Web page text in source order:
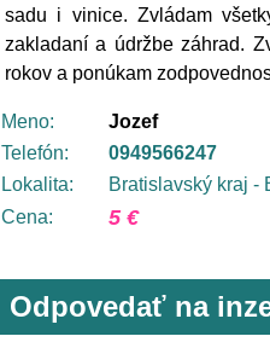
sadu i vinice. Zvládam
zakladaní a údržbe záhrad.
rokov a ponúkam
Meno:
Jozef
Telefón:
0949566247
Lokalita:
Bratislavský kraj -
Cena:
5 €
Odpovedať na